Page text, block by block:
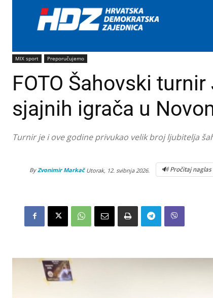
MIX sport Preporučujemo
FOTO Šahovski
sjajnih igrača u
Turnir je i ove godine privukao velik broj ljubitelja
By Zvonimir Markač Utorak, 12. svibnja 2026. 🔊 Pročitaj naglas